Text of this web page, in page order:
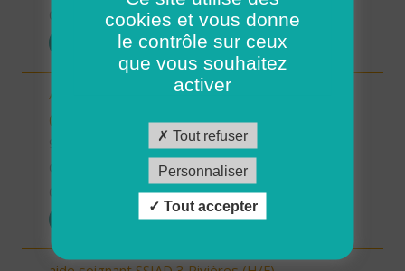
09/04/2026
Aide à domicile - ADMR du Canton de Limours
(H/F)
cookies et vous donne
le contrôle sur ceux
que vous souhaitez
activer
Tout refuser
Personnaliser
Tout accepter